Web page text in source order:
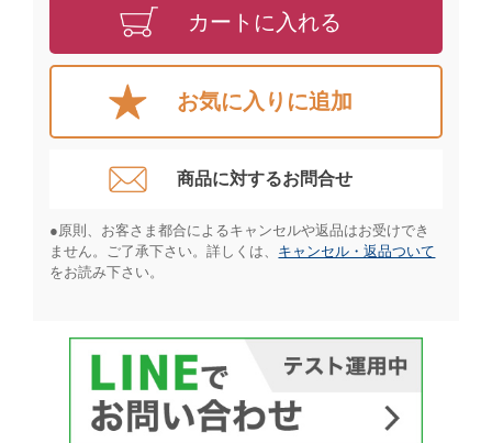
カートに入れる
お気に入りに追加
商品に対するお問合せ​
●原則、お客さま都合によるキャンセルや返品はお受けでき
ません。ご了承下さい。詳しくは、 キャンセル・返品ついて
をお読み下さい。​